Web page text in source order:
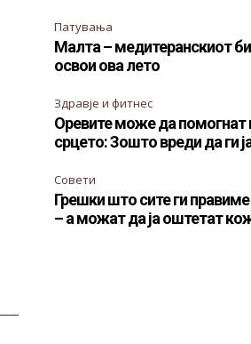
Патувања
Малта – медитеранскиот
освои ова лето
Здравје и фитнес
Оревите може да помогнат
срцето: Зошто вреди да ги
Совети
Грешки што сите ги
– а можат да ја оштетат